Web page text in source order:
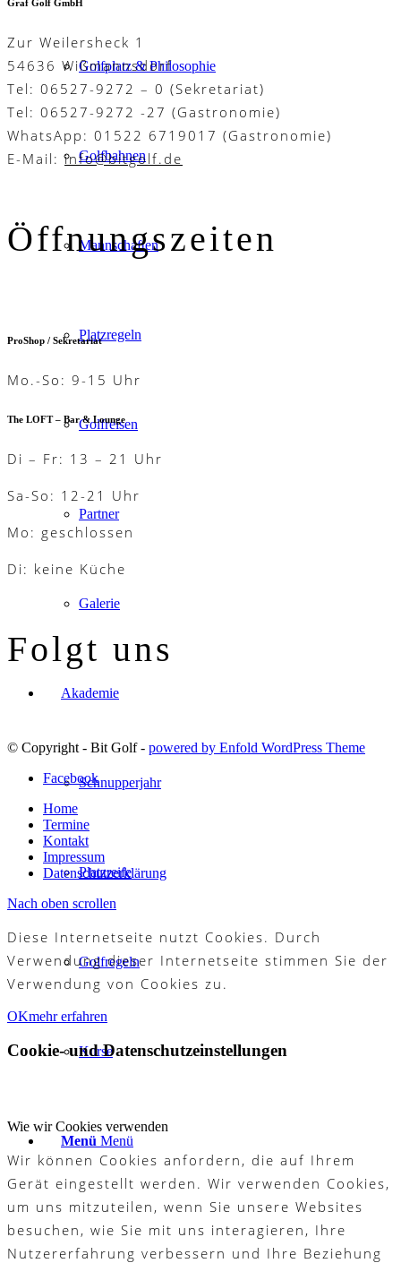
Golfplatz & Philosophie
Golfbahnen
Mannschaften
Platzregeln
Golfreisen
Partner
Galerie
Akademie
Schnupperjahr
Platzreife
Golfregeln
Kurse
Menü Menü
Graf Golf GmbH
Zur Weilersheck 1
54636 Wißmannsdorf
Tel: 06527-9272 – 0 (Sekretariat)
Tel: 06527-9272 -27 (Gastronomie)
WhatsApp: 01522 6719017 (Gastronomie)
E-Mail:info@bitgolf.de
Öffnungszeiten
ProShop / Sekretariat
Mo.-So: 9-15 Uhr
The LOFT – Bar & Lounge
Di – Fr: 13 – 21 Uhr
Sa-So: 12-21 Uhr
Mo: geschlossen
Di: keine Küche
Folgt uns
© Copyright - Bit Golf - powered by Enfold WordPress Theme
Facebook
Home
Termine
Kontakt
Impressum
Datenschutzerklärung
Nach oben scrollen
Diese Internetseite nutzt Cookies. Durch
Verwendung dieser Internetseite stimmen Sie der
Verwendung von Cookies zu.
OKmehr erfahren
Cookie- und Datenschutzeinstellungen
Wie wir Cookies verwenden
Wir können Cookies anfordern, die auf Ihrem
Gerät eingestellt werden. Wir verwenden Cookies,
um uns mitzuteilen, wenn Sie unsere Websites
besuchen, wie Sie mit uns interagieren, Ihre
Nutzererfahrung verbessern und Ihre Beziehung